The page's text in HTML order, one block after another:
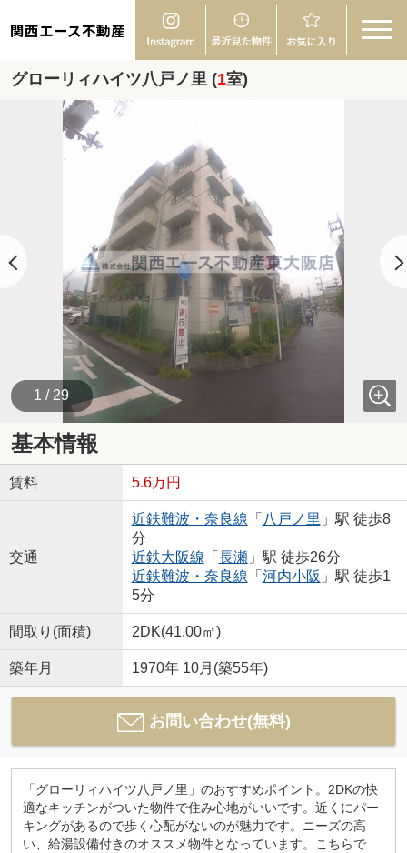
関西エース不動産
グローリィハイツ八戸ノ里 (1室)
1 / 29
基本情報
賃料 5.6万円
交通
近鉄難波・奈良線 「 八戸ノ里 」駅 徒歩8
分
近鉄大阪線 「 長瀬」駅 徒歩26分
近鉄難波・奈良線 「 河内小阪 」駅 徒歩1
5分
間取り(面積) 2DK(41.00㎡)
築年月 1970年 10月(築55年)
お問い合わせ(無料)
「グローリィハイツ八戸ノ里」のおすすめポイント。2DKの快
適なキッチンがついた物件で住み心地がいいです。近くにパー
キングがあるので歩く心配がないのが魅力です。ニーズの高
い、給湯設備付きのオススメ物件となっています。こちらで